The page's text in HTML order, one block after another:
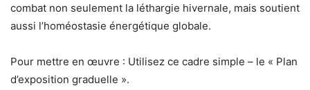
combat non seulement la léthargie hivernale, mais soutient
aussi l’homéostasie énergétique globale.
Pour mettre en œuvre : Utilisez ce cadre simple – le « Plan
d’exposition graduelle ».